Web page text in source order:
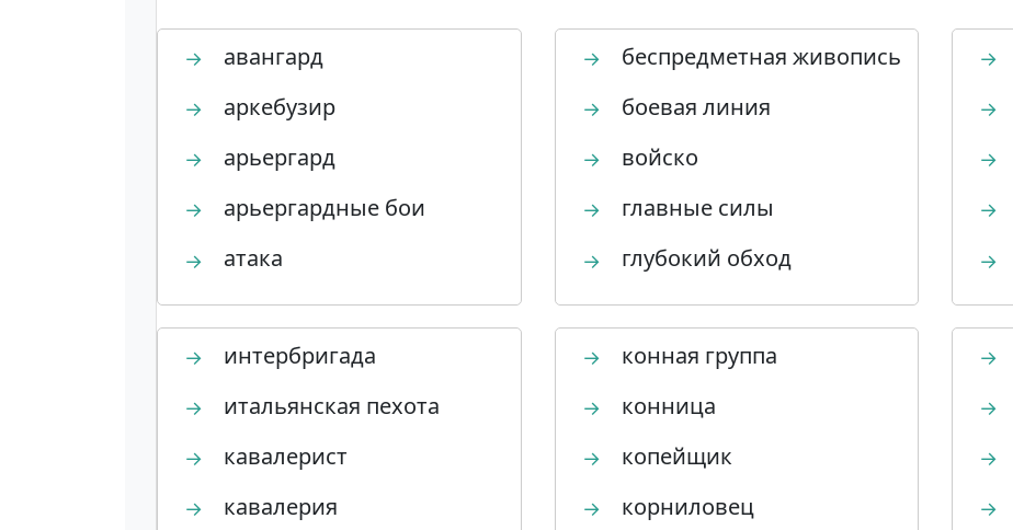
→ авангард
→ аркебузир
→ арьергард
→ арьергардные бои
→ атака
→ беспредметная живопись
→ боевая линия
→ войско
→ главные силы
→ глубокий обход
→
→
→
→
→
→ интербригада
→ итальянская пехота
→ кавалерист
→ кавалерия
→ конная группа
→ конница
→ копейщик
→ корниловец
→
→
→
→